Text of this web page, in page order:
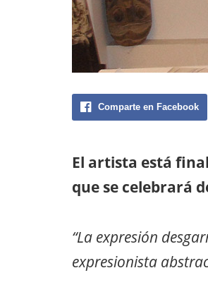
Comparte en Facebook
El artista está
que se celebrará
“La expresión
expresionista